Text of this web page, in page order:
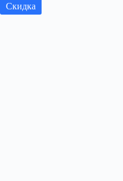
Скидка